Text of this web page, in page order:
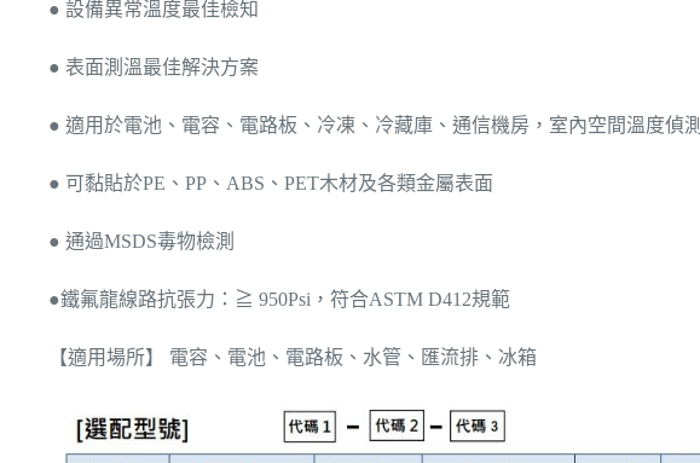
● 設備異常溫度最佳檢知
● 表面測溫最佳解決方案
● 適用於電池、電容、電路板、冷凍、冷藏庫、通信機房，室內空間溫度偵測
● 可黏貼於PE、PP、ABS、PET木材及各類金屬表面
● 通過MSDS毒物檢測
●鐵氟龍線路抗張力：≧ 950Psi，符合ASTM D412規範
【適用場所】 電容、電池、電路板、水管、匯流排、冰箱